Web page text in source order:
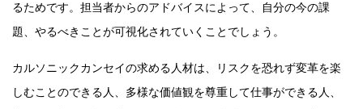
るためです。担当者からのアドバイスによって、自分の今の課
題、やるべきことが可視化されていくことでしょう。
カルソニックカンセイの求める人材は、リスクを恐れず変革を楽
しむことのできる人、多様な価値観を尊重して仕事ができる人、